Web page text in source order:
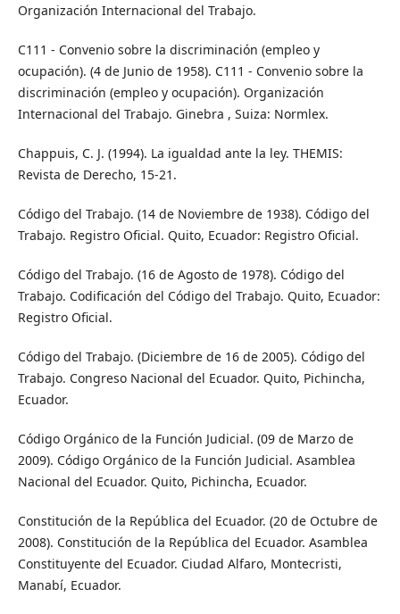
Organización Internacional del Trabajo.
C111 - Convenio sobre la discriminación (empleo y
ocupación). (4 de Junio de 1958). C111 - Convenio sobre la
discriminación (empleo y ocupación). Organización
Internacional del Trabajo. Ginebra , Suiza: Normlex.
Chappuis, C. J. (1994). La igualdad ante la ley. THEMIS:
Revista de Derecho, 15-21.
Código del Trabajo. (14 de Noviembre de 1938). Código del
Trabajo. Registro Oficial. Quito, Ecuador: Registro Oficial.
Código del Trabajo. (16 de Agosto de 1978). Código del
Trabajo. Codificación del Código del Trabajo. Quito, Ecuador:
Registro Oficial.
Código del Trabajo. (Diciembre de 16 de 2005). Código del
Trabajo. Congreso Nacional del Ecuador. Quito, Pichincha,
Ecuador.
Código Orgánico de la Función Judicial. (09 de Marzo de
2009). Código Orgánico de la Función Judicial. Asamblea
Nacional del Ecuador. Quito, Pichincha, Ecuador.
Constitución de la República del Ecuador. (20 de Octubre de
2008). Constitución de la República del Ecuador. Asamblea
Constituyente del Ecuador. Ciudad Alfaro, Montecristi,
Manabí, Ecuador.